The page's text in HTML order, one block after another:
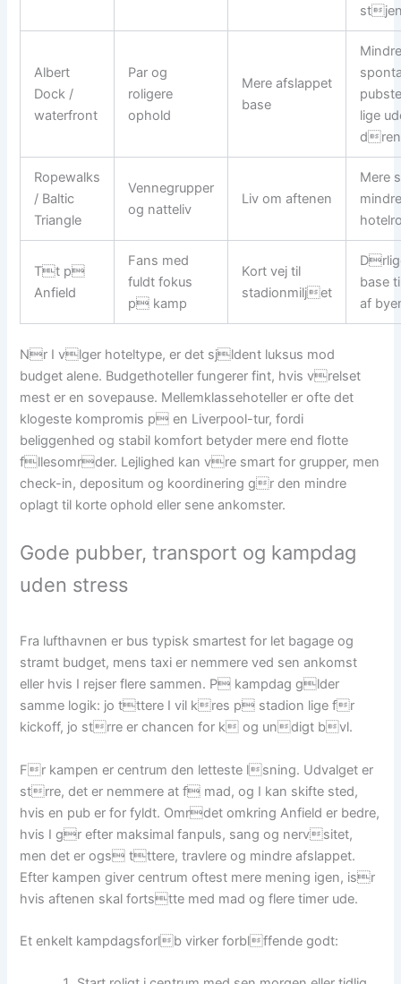
Albert
Dock /
waterfront
Par og
roligere
ophold
Mere afslappet
base
lige
dren
Ropewalks
/ Baltic
Triangle
Vennegrupper
og natteliv
Liv om aftenen
Mere
Tt p
Anfield
Fans med
fuldt fokus
p kamp
Kort vej til
stadionmiljet
base
af
Nr I vlger hoteltype, er det sjldent luksus mod
budget alene. Budgethoteller fungerer fint, hvis vrelset
mest er en sovepause. Mellemklassehoteller er ofte det
klogeste kompromis p en Liverpool-tur, fordi
beliggenhed og stabil komfort betyder mere end flotte
fllesomrder. Lejlighed kan vre smart for grupper, men
check-in, depositum og koordinering gr den mindre
oplagt til korte ophold eller sene ankomster.
Gode pubber, transport og kampdag
uden stress
Fra lufthavnen er bus typisk smartest for let bagage og
stramt budget, mens taxi er nemmere ved sen ankomst
eller hvis I rejser flere sammen. P kampdag glder
samme logik: jo tttere I vil kres p stadion lige fr
kickoff, jo strre er chancen for k og undigt bvl.
Fr kampen er centrum den letteste lsning. Udvalget er
strre, det er nemmere at f mad, og I kan skifte sted,
hvis en pub er for fyldt. Omrdet omkring Anfield er bedre,
hvis I gr efter maksimal fanpuls, sang og nervsitet,
men det er ogs tttere, travlere og mindre afslappet.
Efter kampen giver centrum oftest mere mening igen, isr
hvis aftenen skal fortstte med mad og flere timer ude.
Et enkelt kampdagsforlb virker forblffende godt: